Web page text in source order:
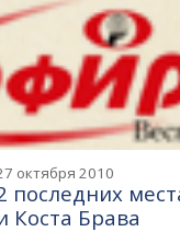
октября 2010
последних
Коста Брава